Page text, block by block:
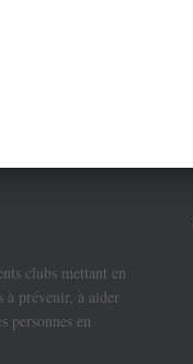
clubs mettant en
à prévenir, à aider
personnes en